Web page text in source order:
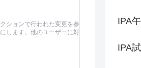
ョンで行われた変更を参照できるが、参照で
ます。他のユーザーに対して、読み取りと書
IPA
IPA